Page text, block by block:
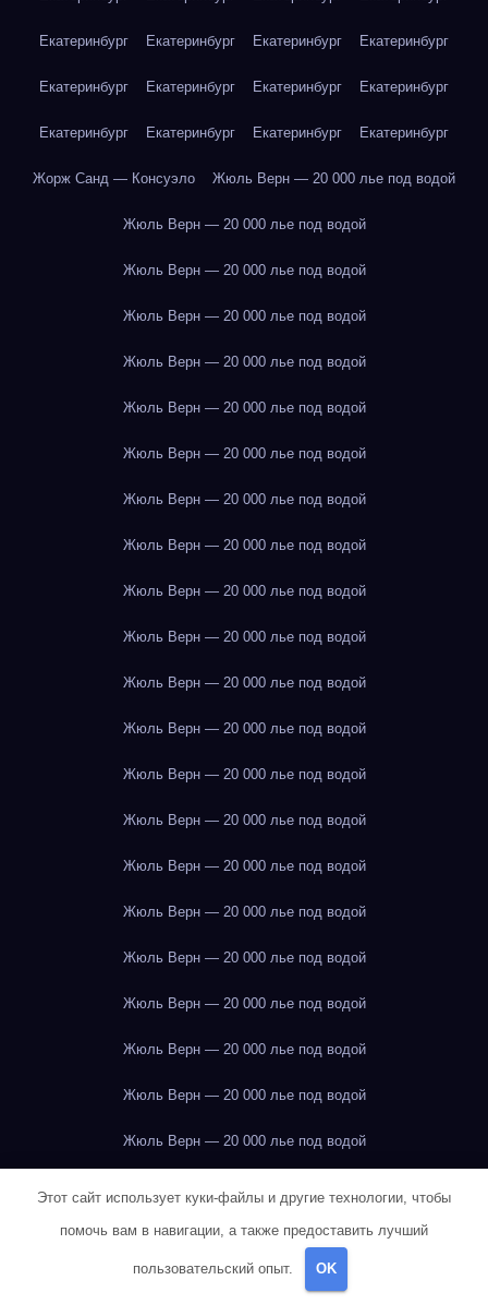
Екатеринбург Екатеринбург Екатеринбург Екатеринбург
Екатеринбург Екатеринбург Екатеринбург Екатеринбург
Екатеринбург Екатеринбург Екатеринбург Екатеринбург
Жорж Санд — Консуэло Жюль Верн — 20 000 лье под водой
Жюль Верн — 20 000 лье под водой
Жюль Верн — 20 000 лье под водой
Жюль Верн — 20 000 лье под водой
Жюль Верн — 20 000 лье под водой
Жюль Верн — 20 000 лье под водой
Жюль Верн — 20 000 лье под водой
Жюль Верн — 20 000 лье под водой
Жюль Верн — 20 000 лье под водой
Жюль Верн — 20 000 лье под водой
Жюль Верн — 20 000 лье под водой
Жюль Верн — 20 000 лье под водой
Жюль Верн — 20 000 лье под водой
Жюль Верн — 20 000 лье под водой
Жюль Верн — 20 000 лье под водой
Жюль Верн — 20 000 лье под водой
Жюль Верн — 20 000 лье под водой
Жюль Верн — 20 000 лье под водой
Жюль Верн — 20 000 лье под водой
Жюль Верн — 20 000 лье под водой
Жюль Верн — 20 000 лье под водой
Жюль Верн — 20 000 лье под водой
Жюль Верн — 20 000 лье под водой
Жюль Верн — 20 000 лье под водой
Этот сайт использует куки-файлы и другие технологии, чтобы
помочь вам в навигации, а также предоставить лучший
пользовательский опыт. OK